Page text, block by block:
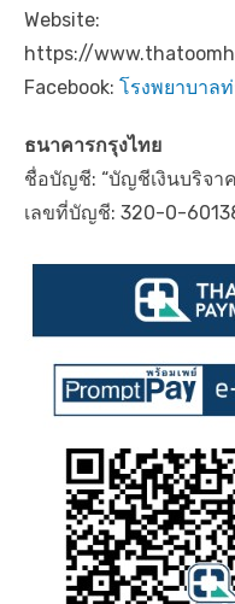
Website:
https://
Facebook: โรงพยาบาล
ธนาคารกรุงไทย
ชื่อบัญชี: “บัญชีเงินบริจา
เลขที่บัญชี: 320-0-